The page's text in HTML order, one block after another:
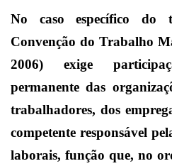
No caso específico do
Convenção do Trabalho
2006) exige
permanente das
trabalhadores, dos
competente responsável
laborais, função que, no